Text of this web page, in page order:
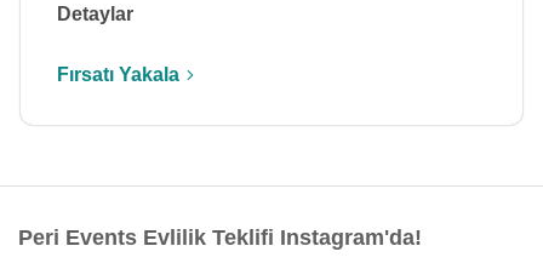
Detaylar
Fırsatı Yakala
Peri Events Evlilik Teklifi Instagram'da!